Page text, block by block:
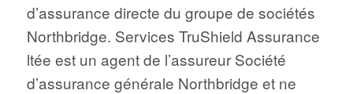
d’assurance directe du groupe de sociétés
Northbridge. Services TruShield Assurance
ltée est un agent de l’assureur Société
d’assurance générale Northbridge et ne